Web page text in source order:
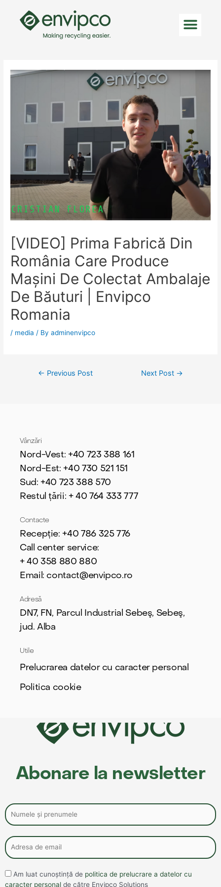
[VIDEO] Prima Fabrică Din
România Care Produce
Mașini De Colectat Ambalaje
De Băuturi | Envipco
Romania
/ media / Byadminenvipco
← Previous Post Next Post →
Vânzări
Nord-Vest: +40 723 388 161
Nord-Est: +40 730 521 151
Sud: +40 723 388 570
Restul țării: + 40 764 333 777
Contacte
Recepție: +40 786 325 776
Call center service:
+ 40358 880 880
Email: contact@envipco.ro
Adresă
DN7, FN, Parcul Industrial Sebeş, Sebeş,
jud. Alba
Utile
Prelucrarea datelor cu caracter personal
Politica cookie
Abonare la newsletter
Am luat cunoștință de politica de prelucrare a datelor cu
caracter personal de către Envipco Solutions